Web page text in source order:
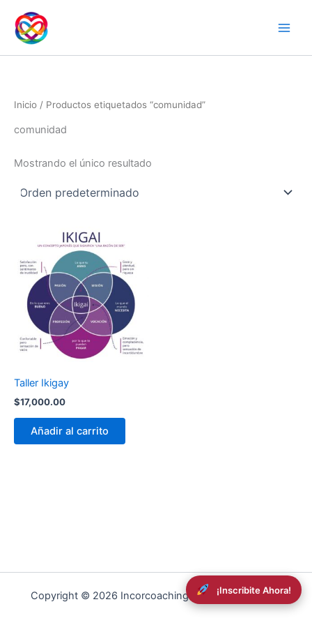
contenido
Inicio / Productos etiquetados “comunidad”
comunidad
Mostrando el único resultado
Taller Ikigay
$17,000.00
Añadir al carrito
Copyright © 2026 Incorcoaching | Powered byRDev
¡Inscribite Ahora!